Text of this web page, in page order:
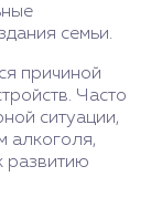
семьи.
причиной
Часто
ситуации,
алкоголя,
развитию